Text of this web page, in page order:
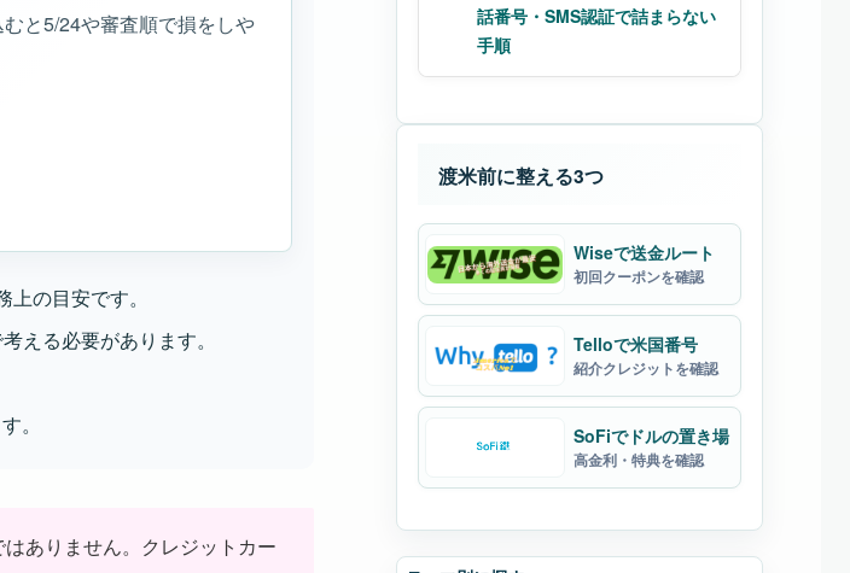
と5/24や審査順で損をしや
の目安です。
える必要があります。
。
ありません。クレジットカー
話番号・SMS認証で詰まらない
手順
渡米前に整える3つ
Wiseで送金ルート
初回クーポンを確認
Telloで米国番号
紹介クレジットを確認
SoFiでドルの置き場
高金利・特典を確認